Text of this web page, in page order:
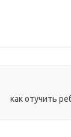
как отучить